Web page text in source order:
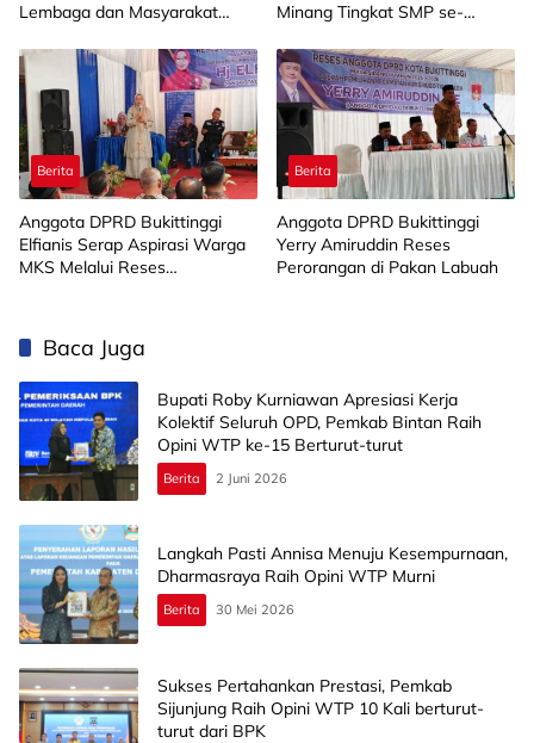
Lembaga dan Masyarakat
Minang Tingkat SMP se-
Berita
Anggota DPRD Bukittinggi
Elfianis Serap Aspirasi Warga
MKS Melalui Reses
Berita
Anggota DPRD Bukittinggi
Yerry Amiruddin Reses
Perorangan di Pakan Labuah
Baca Juga
Bupati Roby Kurniawan Apresiasi Kerja
Kolektif Seluruh OPD, Pemkab Bintan Raih
Opini WTP ke-15 Berturut-turut
Berita 2 Juni 2026
Langkah Pasti Annisa Menuju Kesempurnaan,
Dharmasraya Raih Opini WTP Murni
Berita 30 Mei 2026
Sukses Pertahankan Prestasi, Pemkab
Sijunjung Raih Opini WTP 10 Kali berturut-
turut dari BPK